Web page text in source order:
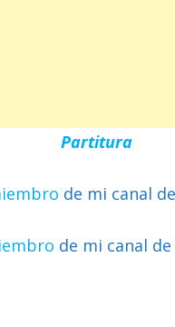
Partitura
de mi canal
de mi canal